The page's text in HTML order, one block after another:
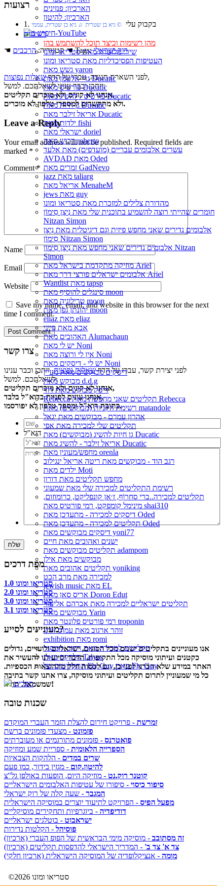
הארכיון: פנזינים
הארכיון: להיטון
רשימות
מהן רשימות וכיצד תוכל להשתמש בהן
שירי מלוטרון מאת סטריאו ומונו
העטיפות הפסיכדליות מאת סטריאו ומונו
גשש מאת yaron
גדי אלטמן מאת Ducatic
פורטיס מאת Ducatic
פורטיס - להשיג מאת Ducatic
גן חיות מאת Ducatic
אריאל זילבר מאת Ducatic
ילדות מאת fishi
ישראלי מאת doriel
דרוש מאת roberto
עשרים אלבומים עבריים (מועדפים) מאת אלעד
AVDAD מאת Oded
זמרים מאת GadNevo
jazz מאת taliarg
אריאל מאת MenaheM
jews מאת guy
מהדורת צלילים למזכרת מאת סטריאו ומונו
חומרים שהייתי רוצה להשמיע בתוכנית שלי מאת נִיצָן סִימוֹן
Nitzan Simon
אלבומים נדירים שאני מחפש פיזית וגם דיגיטלית מאת נִיצָן
סִימוֹן Nitzan Simon
אלבומים נדירים שאני מחפש מאת נִיצָן סִימוֹן Nitzan
Simon
מוזיקה מתקדמת בישראל מאת Ariel
אלבומים ישראלים פורצי דרך מאת Ariel
Wantlist מאת tapsp
סינגלים להוסיף מאת moon
טרילוגיה מאת moon
יהונתן גפן מאת moon
eliaz מאת eliaz
אבא מאת פייגי
האהובים מאת Alumachaun
יש לי מאת Noni
אין לי ורוצה מאת Noni
יש לי - דיסקים מאת Noni
דיסקים מבוקשים מאת מעיין
מבוקש מאת d.d.g
דיסק מבוקש מאת דוד
Rebecca תקליטים שאני מחפשת מאת Rebecca
רשימת הקניות (מבוקשים) מאת matandole
אהרון עמרם - מבוקשים מאת יגאל
תקליטים שלי למכירה מאת אפי
גן חיות להשיג (מבוקשים) מאת Ducatic
אריאל זילבר - להשיג מאת Ducatic
מחפש/מעונין מאת orenla
רגב הוד - מבוקשים מאת ריטה אריאל ינגילוב
ילדים מאת Moti
מחפש תקליטים מאת דורון
רשימת התקליטים למכירה שלי מאת שמעוני
תקליטים למכירה..ברי סחרוֹף, ז׳אן קונפליקט, כרומוזום,
מינימל קומפקט, רמי פורטיס מאת shai310
דיסקים למכירה - מתעדכן מאת Oded
תקליטים למכירה - מתעדכן מאת Oded
דיסקים מבוקשים מאת yoni77
ישנים ואהובים מאת חיים
תקליטים מבוקשים מאת adampom
מבוקשים מאת אילן
תקליטים אהובים מאת yoniking
למכירה מאת מרב הכט
jewish music מאת EL
אריס סאן מאת Doron Edut
תקליטים ישראליים למכירה מאת אברהם אליעזר
מבוקשים מאת Yarin
רמי פורטיס פלונטר מאת troponin
זוהר ארגוב מאת עמוס זורנו
exhibition מאת romi
תקליטים למכירה מאת רחוב_המסגר
הלהקה מאת Talyas
התקליטים של Fly Guy מאת Fly Guy
תפריט
רצועות
1. בקבוק עלי ‏ © גיא בן שטרית‏ ♫ גיא בן שטרית, עממי
☚ קטגוריה:הרכבים ☚ Tags:רוק ישראלי
לפני השארת תגובה, עברו על הדףשאלות נפוצות
,
ייתכן וכבר ענינו לשאלתכם. למשל:
אנחנו לא קונים ולא מוכרים תקליטים,
ולא מתקשרים למספרי טלפון לא מוכרים.
Leave a Reply
Your email address will not be published. Required fields are
marked *
Comment*
Name
Email
Website
Save my name, email, and website in this browser for the next
time I comment.
צרו קשר
לפני יצירת קשר, עברו על הדףשאלות נפוצות, ייתכן וכבר ענינו
לשאלתכם. למשל:
אנחנו לא קונים ולא מוכרים תקליטים,
אנחנו עונים לפניות בדוא"ל בלבד,
כתובת דוא"ל ומספר טלפון לא יפורסמו.
דוא"ל
מפת דרכים
סטריאו ומונו 1.0
סטריאו ומונו 2.0
סטריאו ומונו 3.0
סטריאו ומונו 3.1
מעוניינים לסייע?
אנו מעוניינים בתקליטים ישנים מכל הסוגים, ישראליים ולועזיים, גדולים
כקטנים ועיתוני מוסיקה מכל התקופות. הדבר יסייע לנו להעשיר את
האתר במידע שלא הכרנו לפני כן, וגם לכסות חלק מההוצאות הכספיות.
כל מי שמעוניין לתרום תקליטים ועיתוני מוסיקה, צרו אתנו קשר בתיבה
שמשמאל. תודה!
שכנות טובה
זמרשת - פרויקט חירום להצלת הזמר העברי המוקדם
פזמונט - מצעדי פזמונים ברשת
פואטרנס - פזמונים מתורגמים או מעוברתים
הספרייה הלאומית - ספריית שמע ומוזיקה
שרים במדים - הלהקות הצבאיות
להיטון.קום - מגזין בידור, כמו פעם
קוטנר רוק.נט - מוזיקה היום, הופעות באולפן גל"צ
סיפור כיסוי - סיפורן של עטיפות האלבומים הישראליים
המגבר - שעה קלה של רוק ישראלי
מפעל הפיס - הפרויקט לתיעוד יוצרים במוסיקה הישראלית
דודיפדיה - ביוגרפיות ותחקירים מוסיקליים
ישראבוט - בוטלגים ישראליים
פוסיהל - הקלטות נדירות
זה מסתובב - מוסיקה מימי הבראשית של הפופ העברי (ארכיון)
צד א' צד ב' - המדריך הישראלי להדפסות תקליטים (ארכיון)
מומה - אנציקלופדיה של המוסיקה הישראלית (ארכיון חלקי)
©2026 סטריאו ומונו